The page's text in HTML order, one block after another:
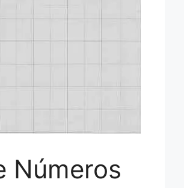
Números